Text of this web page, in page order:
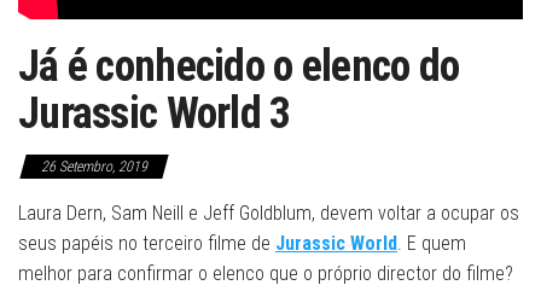
Já é conhecido o elenco do
Jurassic World 3
26 Setembro, 2019
Laura Dern, Sam Neill e Jeff Goldblum, devem voltar a ocupar os
seus papéis no terceiro filme de Jurassic World. E quem
melhor para confirmar o elenco que o próprio director do filme?